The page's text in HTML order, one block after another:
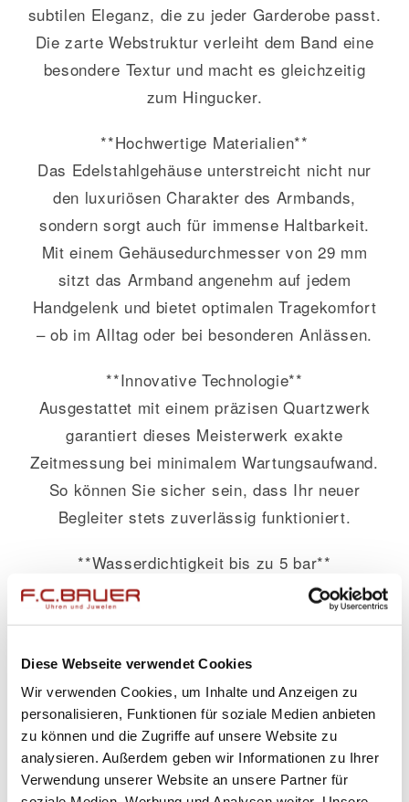
Diese Webseite verwendet Cookies
Wir verwenden Cookies, um Inhalte und Anzeigen zu
personalisieren, Funktionen für soziale Medien anbieten
zu können und die Zugriffe auf unsere Website zu
analysieren. Außerdem geben wir Informationen zu Ihrer
Verwendung unserer Website an unsere Partner für
subtilen Eleganz, die zu jeder Garderobe passt.
Die zarte Webstruktur verleiht dem Band eine
besondere Textur und macht es gleichzeitig
zum Hingucker.
**Hochwertige Materialien**
Das Edelstahlgehäuse unterstreicht nicht nur
den luxuriösen Charakter des Armbands,
sondern sorgt auch für immense Haltbarkeit.
Mit einem Gehäusedurchmesser von 29 mm
sitzt das Armband angenehm auf jedem
Handgelenk und bietet optimalen Tragekomfort
– ob im Alltag oder bei besonderen Anlässen.
**Innovative Technologie**
Ausgestattet mit einem präzisen Quartzwerk
garantiert dieses Meisterwerk exakte
Zeitmessung bei minimalem Wartungsaufwand.
So können Sie sicher sein, dass Ihr neuer
Begleiter stets zuverlässig funktioniert.
**Wasserdichtigkeit bis zu 5 bar**
Egal ob beim Händewaschen oder bei
unerwartetem Regen – durch die
Armband alle Anforderungen eines aktiven
Lebensstils ohne dabei an Glanz einzubüßen.
**Praktische Vorteile im Alltag**
Dank der Edelstahl-Konstruktion erfordert das